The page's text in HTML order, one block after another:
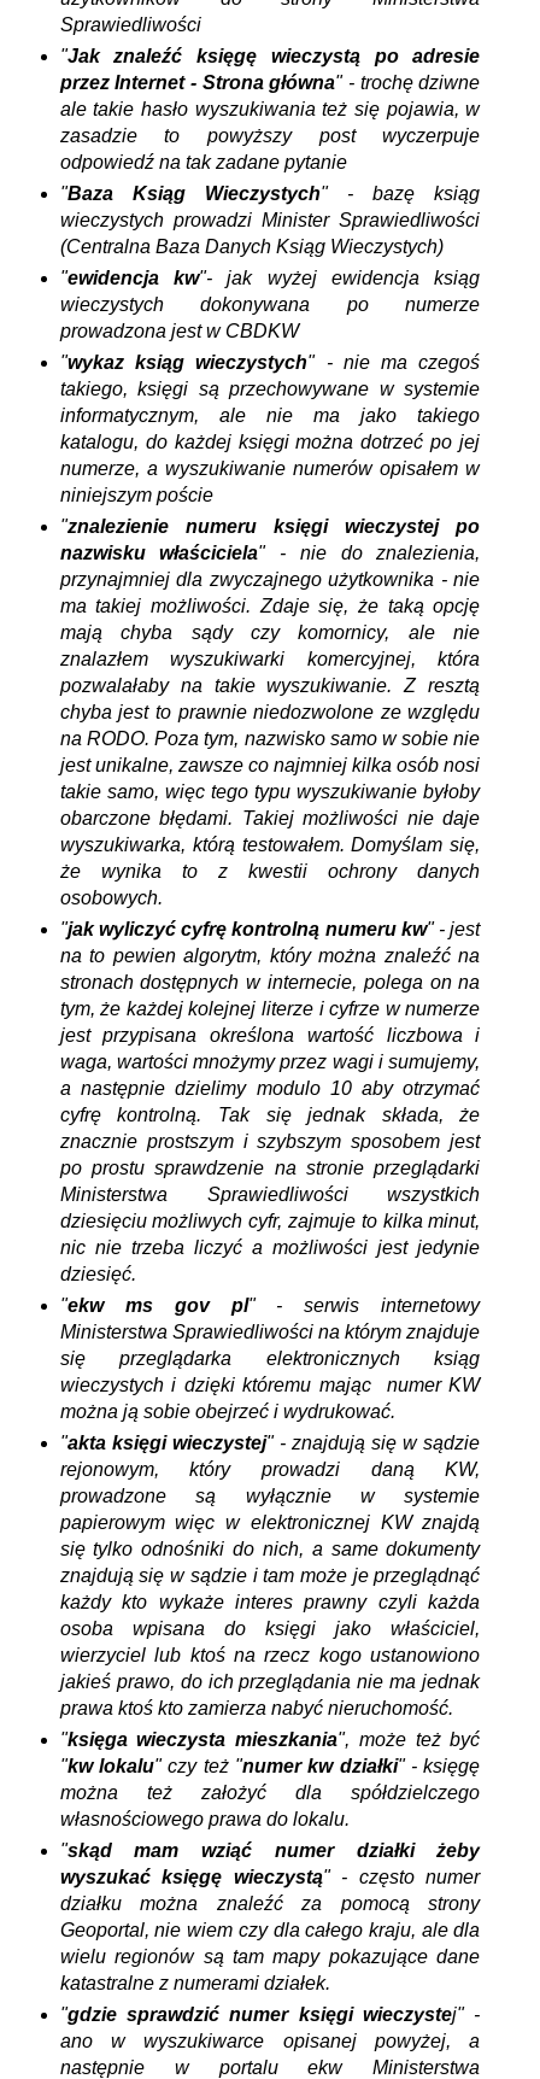
Sprawiedliwości
"Jak znaleźć księgę wieczystą po adresie
przez Internet - Strona główna" - trochę dziwne
ale takie hasło wyszukiwania też się pojawia, w
zasadzie to powyższy post wyczerpuje
odpowiedź na tak zadane pytanie
"Baza Ksiąg Wieczystych" - bazę ksiąg
wieczystych prowadzi Minister Sprawiedliwości
(Centralna Baza Danych Ksiąg Wieczystych)
"ewidencja kw"- jak wyżej ewidencja ksiąg
wieczystych dokonywana po numerze
prowadzona jest w CBDKW
"wykaz ksiąg wieczystych" - nie ma czegoś
takiego, księgi są przechowywane w systemie
informatycznym, ale nie ma jako takiego
katalogu, do każdej księgi można dotrzeć po jej
numerze, a wyszukiwanie numerów opisałem w
niniejszym poście
"znalezienie numeru księgi wieczystej po
nazwisku właściciela" - nie do znalezienia,
przynajmniej dla zwyczajnego użytkownika - nie
ma takiej możliwości. Zdaje się, że taką opcję
mają chyba sądy czy komornicy, ale nie
znalazłem wyszukiwarki komercyjnej, która
pozwalałaby na takie wyszukiwanie. Z resztą
chyba jest to prawnie niedozwolone ze względu
na RODO. Poza tym, nazwisko samo w sobie nie
jest unikalne, zawsze co najmniej kilka osób nosi
takie samo, więc tego typu wyszukiwanie byłoby
obarczone błędami. Takiej możliwości nie daje
wyszukiwarka, którą testowałem. Domyślam się,
że wynika to z kwestii ochrony danych
osobowych.
"jak wyliczyć cyfrę kontrolną numeru kw" - jest
na to pewien algorytm, który można znaleźć na
stronach dostępnych w internecie, polega on na
tym, że każdej kolejnej literze i cyfrze w numerze
jest przypisana określona wartość liczbowa i
waga, wartości mnożymy przez wagi i sumujemy,
a następnie dzielimy modulo 10 aby otrzymać
cyfrę kontrolną. Tak się jednak składa, że
znacznie prostszym i szybszym sposobem jest
po prostu sprawdzenie na stronie przeglądarki
Ministerstwa Sprawiedliwości wszystkich
dziesięciu możliwych cyfr, zajmuje to kilka minut,
nic nie trzeba liczyć a możliwości jest jedynie
dziesięć.
"ekw ms gov pl" - serwis internetowy
Ministerstwa Sprawiedliwości na którym znajduje
się przeglądarka elektronicznych ksiąg
wieczystych i dzięki któremu mając numer KW
można ją sobie obejrzeć i wydrukować.
"akta księgi wieczystej" - znajdują się w sądzie
rejonowym, który prowadzi daną KW,
prowadzone są wyłącznie w systemie
papierowym więc w elektronicznej KW znajdą
się tylko odnośniki do nich, a same dokumenty
znajdują się w sądzie i tam może je przeglądnąć
każdy kto wykaże interes prawny czyli każda
osoba wpisana do księgi jako właściciel,
wierzyciel lub ktoś na rzecz kogo ustanowiono
jakieś prawo, do ich przeglądania nie ma jednak
prawa ktoś kto zamierza nabyć nieruchomość.
"księga wieczysta mieszkania", może też być
"kw lokalu" czy też "numer kw działki" - księgę
można też założyć dla spółdzielczego
własnościowego prawa do lokalu.
"skąd mam wziąć numer działki żeby
wyszukać księgę wieczystą" - często numer
działku można znaleźć za pomocą strony
Geoportal, nie wiem czy dla całego kraju, ale dla
wielu regionów są tam mapy pokazujące dane
katastralne z numerami działek.
"gdzie sprawdzić numer księgi wieczystej" -
ano w wyszukiwarce opisanej powyżej, a
następnie w portalu ekw Ministerstwa